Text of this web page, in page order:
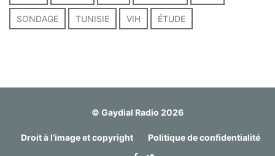
SONDAGE TUNISIE VIH ÉTUDE
© Gaydial Radio 2026
Droit à l’image et copyright Politique de confidentialité